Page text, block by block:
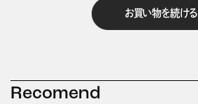
お買い物を続ける
Recomend